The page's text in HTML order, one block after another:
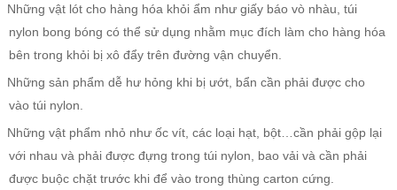
Những vật lót cho hàng hóa khỏi ẩm như giấy báo vò nhàu, túi
nylon bong bóng có thể sử dụng nhằm mục đích làm cho hàng hóa
bên trong khỏi bị xô đẩy trên đường vận chuyển.
Những sản phẩm dễ hư hỏng khi bị ướt, bẩn cần phải được cho
vào túi nylon.
Những vật phẩm nhỏ như ốc vít, các loại hạt, bột…cần phải gộp lại
với nhau và phải được đựng trong túi nylon, bao vải và cần phải
được buộc chặt trước khi để vào trong thùng carton cứng.